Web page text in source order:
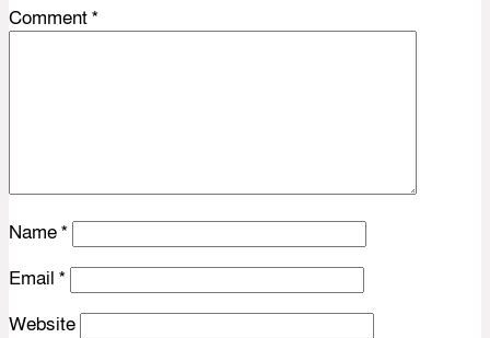
Comment*
Name*
Email *
Website